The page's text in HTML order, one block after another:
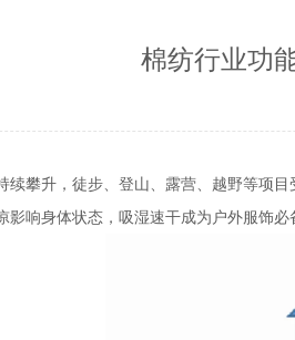
棉纺行业功
续攀升，徒步、登山、露营、越野等项
响身体状态，吸湿速干成为户外服饰